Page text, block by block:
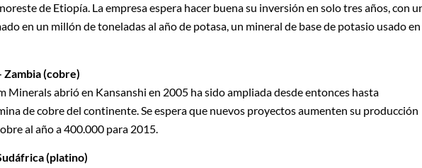
de Etiopía. La empresa espera hacer buena su inversión en solo tres años, con
en un millón de toneladas al año de potasa, un mineral de base de potasio usado en
(cobre)
Minerals abrió en Kansanshi en 2005 ha sido ampliada desde entonces hasta
de cobre del continente. Se espera que nuevos proyectos aumenten su producción
al año a 400.000 para 2015.
(platino)